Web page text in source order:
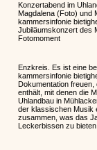
Konzertabend im
Magdalena (Foto) und
kammersinfonie
Jubiläumskonzert des
Fotomoment
Enzkreis. Es ist eine
kammersinfonie
Dokumentation
enthält, mit denen die
Uhlandbau in
der klassischen Musik
zusammen, was das
Leckerbissen zu bieten